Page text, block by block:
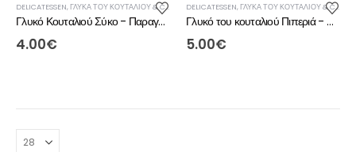
DELICATESSEN,ΓΛΥΚΆ ΤΟΥ ΚΟΥΤΑΛΙΟΎ & CHUTNEY
Γλυκό Κουταλιού Σύκο - ΠαραγωΓΗ
4.00€
DELICATESSEN,ΓΛΥΚΆ ΤΟΥ ΚΟΥΤΑΛΙΟΎ & CHUTNEY
Γλυκό του κουταλιού Πιπεριά - ΠαραγωΓΗ
5.00€